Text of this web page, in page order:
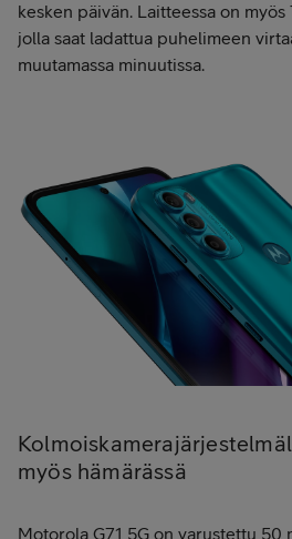
kesken päivän. Laitteessa on
jolla saat ladattua puhelimeen
muutamassa minuutissa.
myös hämärässä
Motorola G71 5G on varustettu 50